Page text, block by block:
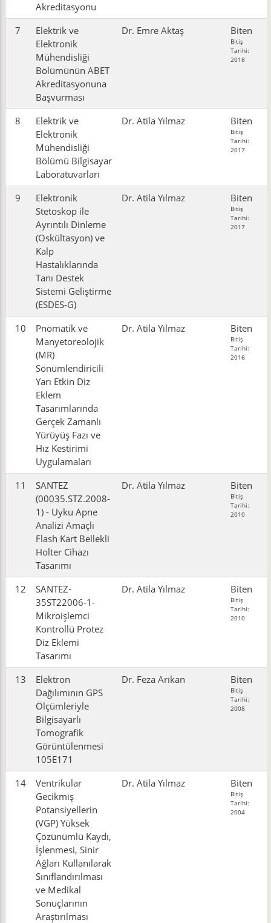
Akreditasyonu
7
Elektrik ve
Elektronik
Mühendisliği
Bölümünün ABET
Akreditasyonuna
Başvurması
Dr. Emre Aktaş Biten
Bitiş
Tarihi:
2018
8
Elektrik ve
Elektronik
Mühendisliği
Bölümü Bilgisayar
Laboratuvarları
Dr. Atila Yılmaz Biten
Bitiş
Tarihi:
2017
9
Elektronik
Stetoskop ile
Ayrıntılı Dinleme
(Oskültasyon) ve
Kalp
Hastalıklarında
Tanı Destek
Sistemi Geliştirme
(ESDES-G)
Dr. Atila Yılmaz Biten
Bitiş
Tarihi:
2017
10
Pnömatik ve
Manyetoreolojik
(MR)
Sönümlendiricili
Yarı Etkin Diz
Eklem
Tasarımlarında
Gerçek Zamanlı
Yürüyüş Fazı ve
Hız Kestirimi
Uygulamaları
Dr. Atila Yılmaz Biten
Bitiş
Tarihi:
2016
11
SANTEZ
(00035.STZ.2008-
1) - Uyku Apne
Analizi Amaçlı
Flash Kart Bellekli
Holter Cihazı
Tasarımı
Dr. Atila Yılmaz Biten
Bitiş
Tarihi:
2010
12
SANTEZ-
35ST22006-1-
Mikroişlemci
Kontrollü Protez
Diz Eklemi
Tasarımı
Dr. Atila Yılmaz Biten
Bitiş
Tarihi:
2010
13
Elektron
Dağılımının GPS
Ölçümleriyle
Bilgisayarlı
Tomografik
Görüntülenmesi
105E171
Dr. Feza Arıkan Biten
Bitiş
Tarihi:
2008
14
Ventrikular
Gecikmiş
Potansiyellerin
(VGP) Yüksek
Çözünümlü Kaydı,
İşlenmesi, Sinir
Ağları Kullanılarak
Sınıflandırılması
ve Medikal
Sonuçlarının
Araştırılması
Dr. Atila Yılmaz Biten
Bitiş
Tarihi:
2004